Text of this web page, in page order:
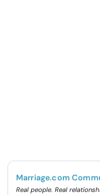
Marriage.com
Real people. Real